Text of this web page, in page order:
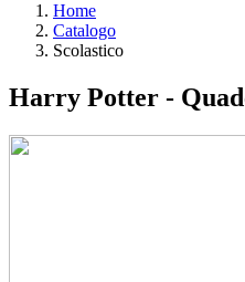
Home
Catalogo
Scolastico
Harry Potter -